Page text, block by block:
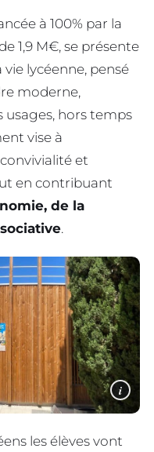
à 100% par la
1,9 M€, se présente
lycéenne, pensé
moderne,
hors temps
vise à
et
en contribuant
de la
.
i
les élèves vont